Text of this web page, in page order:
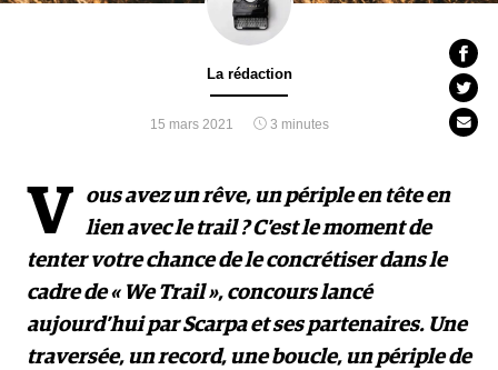
La rédaction
15 mars 2021 3 minutes
V
ous avez un rêve, un périple en tête en
lien avec le trail ? C’est le moment de
tenter votre chance de le concrétiser dans le
cadre de « We Trail », concours lancé
aujourd’hui par Scarpa et ses partenaires. Une
traversée, un record, une boucle, un périple de